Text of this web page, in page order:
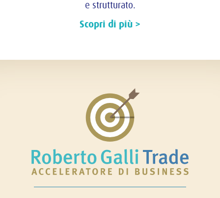
e strutturato.
Scopri di più